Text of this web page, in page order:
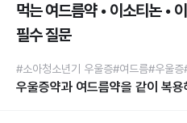
먹는 여드름약 • 이소티논 •
필수 질문
#소아청소년기 우울증#여드름#우울증
우울증약과 여드름약을 같이 복